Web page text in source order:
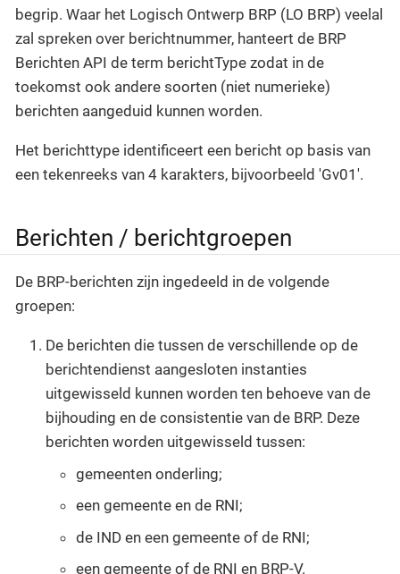
begrip. Waar het Logisch Ontwerp BRP (LO BRP) veelal
zal spreken over berichtnummer, hanteert de BRP
Berichten API de term berichtType zodat in de
toekomst ook andere soorten (niet numerieke)
berichten aangeduid kunnen worden.
Het berichttype identificeert een bericht op basis van
een tekenreeks van 4 karakters, bijvoorbeeld 'Gv01'.
Berichten / berichtgroepen
De BRP-berichten zijn ingedeeld in de volgende
groepen:
De berichten die tussen de verschillende op de
berichtendienst aangesloten instanties
uitgewisseld kunnen worden ten behoeve van de
bijhouding en de consistentie van de BRP. Deze
berichten worden uitgewisseld tussen:
gemeenten onderling;
een gemeente en de RNI;
de IND en een gemeente of de RNI;
een gemeente of de RNI en BRP-V.